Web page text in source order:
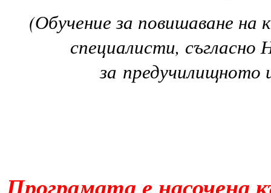
(Обучение за повишаване на
специалисти,
за предучилищното